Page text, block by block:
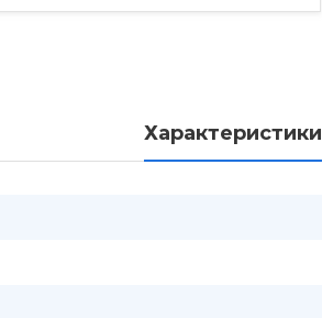
Характеристики